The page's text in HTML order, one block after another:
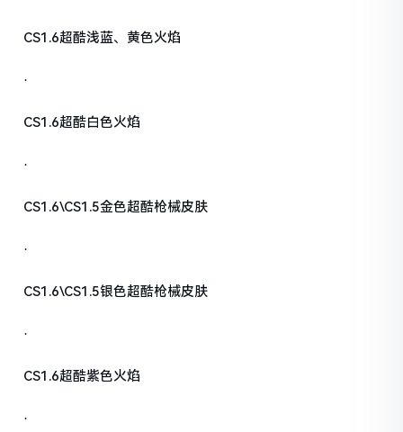
CS1.6超酷浅蓝、黄色火焰
·
CS1.6超酷白色火焰
·
CS1.6\CS1.5金色超酷枪械皮肤
·
CS1.6\CS1.5银色超酷枪械皮肤
·
CS1.6超酷紫色火焰
·